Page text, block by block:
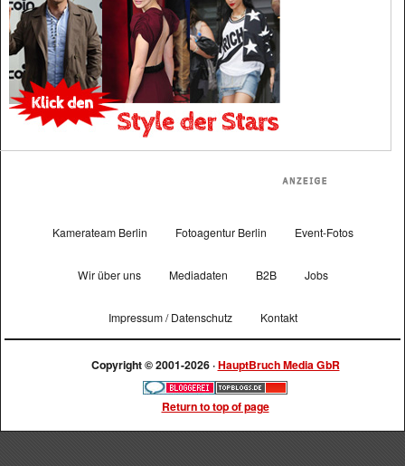
Kamerateam Berlin Fotoagentur Berlin Event-Fotos
Wir über uns Mediadaten B2B Jobs
Impressum / Datenschutz Kontakt
Copyright © 2001-2026 ·HauptBruch Media GbR
Return to top of page